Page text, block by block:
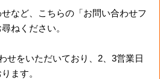
など、こちらの「お問い合わせフ
ねください。
せをいただいており、2、3営業日
ます。